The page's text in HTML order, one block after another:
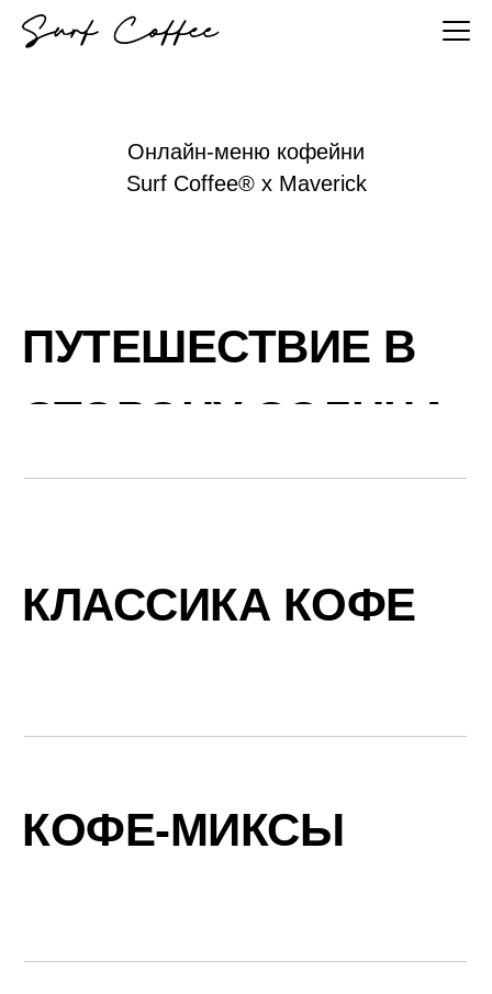
Онлайн-меню кофейни
Surf Coffee® x Maverick
ПУТЕШЕСТВИЕ В
СТОРОНУ СОЛНЦА
КЛАССИКА КОФЕ
КОФЕ-МИКСЫ